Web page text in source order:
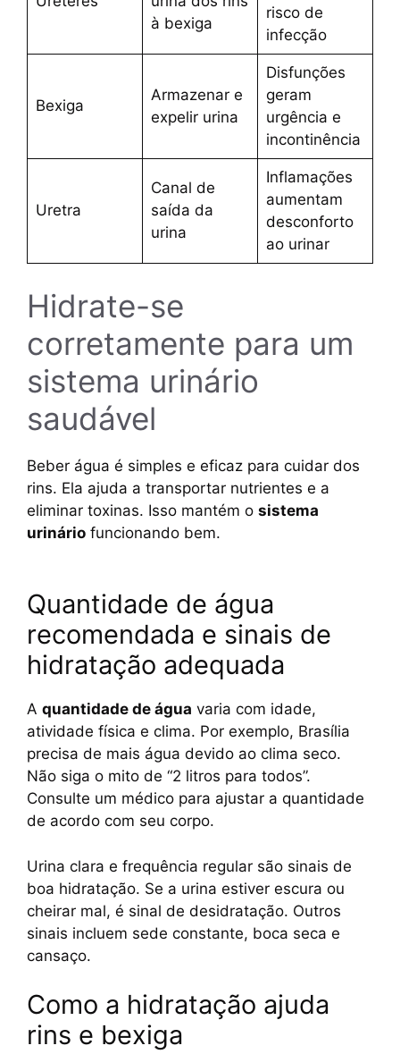
à bexiga
risco de
infecção
Bexiga
Armazenar e
expelir urina
Disfunções
geram
urgência e
incontinência
Uretra
Canal de
saída da
urina
Inflamações
aumentam
desconforto
ao urinar
Hidrate-se
corretamente para um
sistema urinário
saudável
Beber água é simples e eficaz para cuidar dos
rins. Ela ajuda a transportar nutrientes e a
eliminar toxinas. Isso mantém o sistema
urinário funcionando bem.
Quantidade de água
recomendada e sinais de
hidratação adequada
A quantidade de água varia com idade,
atividade física e clima. Por exemplo, Brasília
precisa de mais água devido ao clima seco.
Não siga o mito de “2 litros para todos”.
Consulte um médico para ajustar a quantidade
de acordo com seu corpo.
Urina clara e frequência regular são sinais de
boa hidratação. Se a urina estiver escura ou
cheirar mal, é sinal de desidratação. Outros
sinais incluem sede constante, boca seca e
cansaço.
Como a hidratação ajuda
rins e bexiga